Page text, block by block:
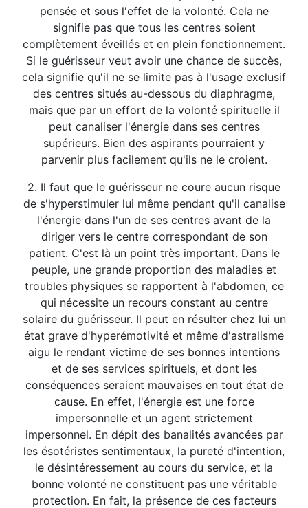
pensée et sous l'effet de la volonté. Cela ne
signifie pas que tous les centres soient
complètement éveillés et en plein fonctionnement.
Si le guérisseur veut avoir une chance de succès,
cela signifie qu'il ne se limite pas à l'usage exclusif
des centres situés au-dessous du diaphragme,
mais que par un effort de la volonté spirituelle il
peut canaliser l'énergie dans ses centres
supérieurs. Bien des aspirants pourraient y
parvenir plus facilement qu'ils ne le croient.
2. Il faut que le guérisseur ne coure aucun risque
de s'hyperstimuler lui même pendant qu'il canalise
l'énergie dans l'un de ses centres avant de la
diriger vers le centre correspondant de son
patient. C'est là un point très important. Dans le
peuple, une grande proportion des maladies et
troubles physiques se rapportent à l'abdomen, ce
qui nécessite un recours constant au centre
solaire du guérisseur. Il peut en résulter chez lui un
état grave d'hyperémotivité et même d'astralisme
aigu le rendant victime de ses bonnes intentions
et de ses services spirituels, et dont les
conséquences seraient mauvaises en tout état de
cause. En effet, l'énergie est une force
impersonnelle et un agent strictement
impersonnel. En dépit des banalités avancées par
les ésotéristes sentimentaux, la pureté d'intention,
le désintéressement au cours du service, et la
bonne volonté ne constituent pas une véritable
protection. En fait, la présence de ces facteurs